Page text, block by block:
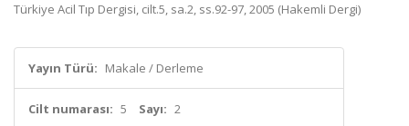
Türkiye Acil Tıp Dergisi, cilt.5, sa.2, ss.92-97, 2005 (Hakemli Dergi)
Yayın Türü: Makale / Derleme
Cilt numarası: 5 Sayı: 2